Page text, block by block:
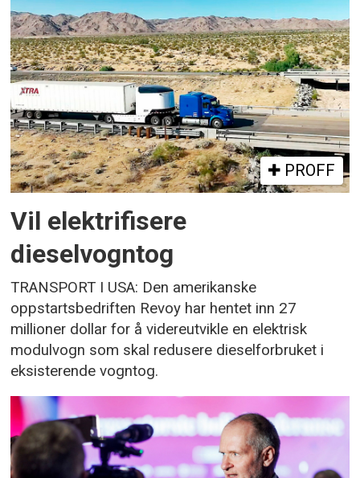
PROFF
Vil elektrifisere
dieselvogntog
TRANSPORT I USA: Den amerikanske
oppstartsbedriften Revoy har hentet inn 27
millioner dollar for å videreutvikle en elektrisk
modulvogn som skal redusere dieselforbruket i
eksisterende vogntog.